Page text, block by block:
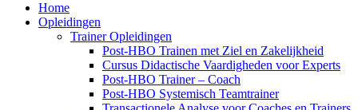
Home
Opleidingen
Trainer Opleidingen
Post-HBO Trainen met Ziel en Zakelijkheid
Cursus Didactische Vaardigheden voor Experts
Post-HBO Trainer – Coach
Post-HBO Systemisch Teamtrainer